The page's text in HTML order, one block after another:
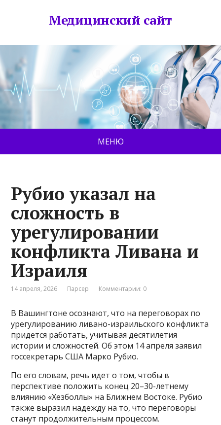
Медицинский сайт
МЕНЮ
Рубио указал на
сложность в
урегулировании
конфликта Ливана и
Израиля
14 апреля, 2026 Парсер Комментарии: 0
В Вашингтоне осознают, что на переговорах по
урегулированию ливано-израильского конфликта
придется работать, учитывая десятилетия
истории и сложностей. Об этом 14 апреля заявил
госсекретарь США Марко Рубио.
По его словам, речь идет о том, чтобы в
перспективе положить конец 20–30-летнему
влиянию «Хезболлы» на Ближнем Востоке. Рубио
также выразил надежду на то, что переговоры
станут продолжительным процессом.